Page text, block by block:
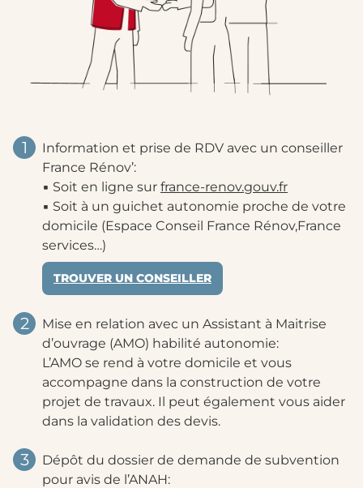
1
Information et prise de RDV avec un conseiller
France Rénov’:
▪ Soit en ligne sur france-renov.gouv.fr
▪ Soit à un guichet autonomie proche de votre
domicile (Espace Conseil France Rénov,France
services…)
TROUVER UN CONSEILLER
2
Mise en relation avec un Assistant à Maitrise
d’ouvrage (AMO) habilité autonomie:
L’AMO se rend à votre domicile et vous
accompagne dans la construction de votre
projet de travaux. Il peut également vous aider
dans la validation des devis.
3
Dépôt du dossier de demande de subvention
pour avis de l’ANAH: